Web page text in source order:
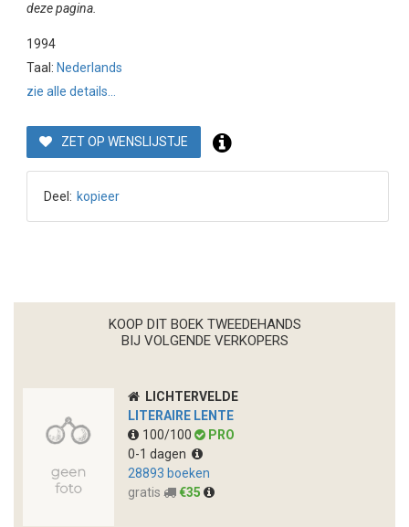
deze pagina.
1994
Taal: Nederlands
zie alle details...
ZET OP WENSLIJSTJE
Deel: kopieer
KOOP DIT BOEK TWEEDEHANDS
BIJ VOLGENDE VERKOPERS
LICHTERVELDE
LITERAIRE LENTE
100/100
PRO
0-1 dagen
28893 boeken
gratis
€35